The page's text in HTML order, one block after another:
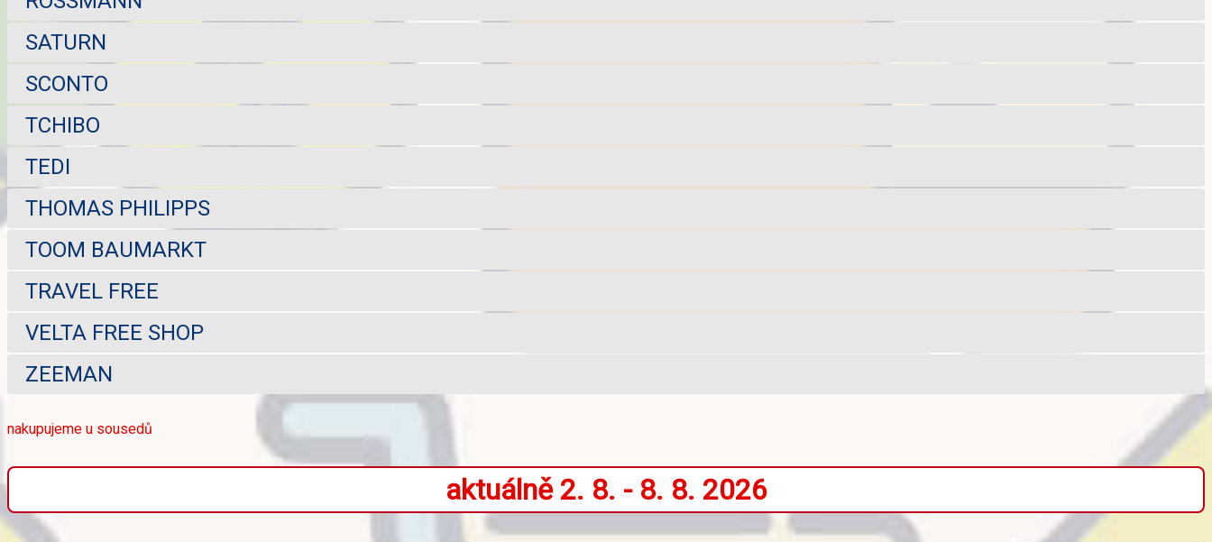
SATURN
SCONTO
TCHIBO
TEDI
THOMAS PHILIPPS
TOOM BAUMARKT
TRAVEL FREE
VELTA FREE SHOP
ZEEMAN
nakupujeme u sousedů
aktuálně 2. 8. - 8. 8. 2026